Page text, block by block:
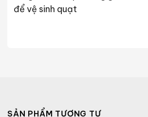
để vệ sinh quạt
SẢN PHẨM TƯƠNG TỰ